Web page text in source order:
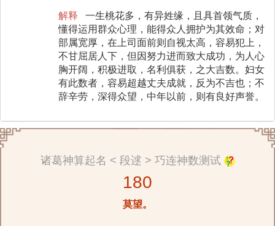
解释
一生桃花多，有异姓缘，且具首领气质，
懂得运用群众心理，能得众人拥护为其效命；对
部属宽厚，在上司面前则自视太高，容易犯上，
不甘屈居人下，但因努力进而致大成功，为人心
胸开阔，积极进取，名利俱获，之大吉数。妇女
有此数者，容易超越丈夫成就，反为不吉也；不
辞辛劳，深得众望，中年以前，则有良好声誉。
诸葛神算起名 < 段逑 > 巧连神数测试
180
莫望。